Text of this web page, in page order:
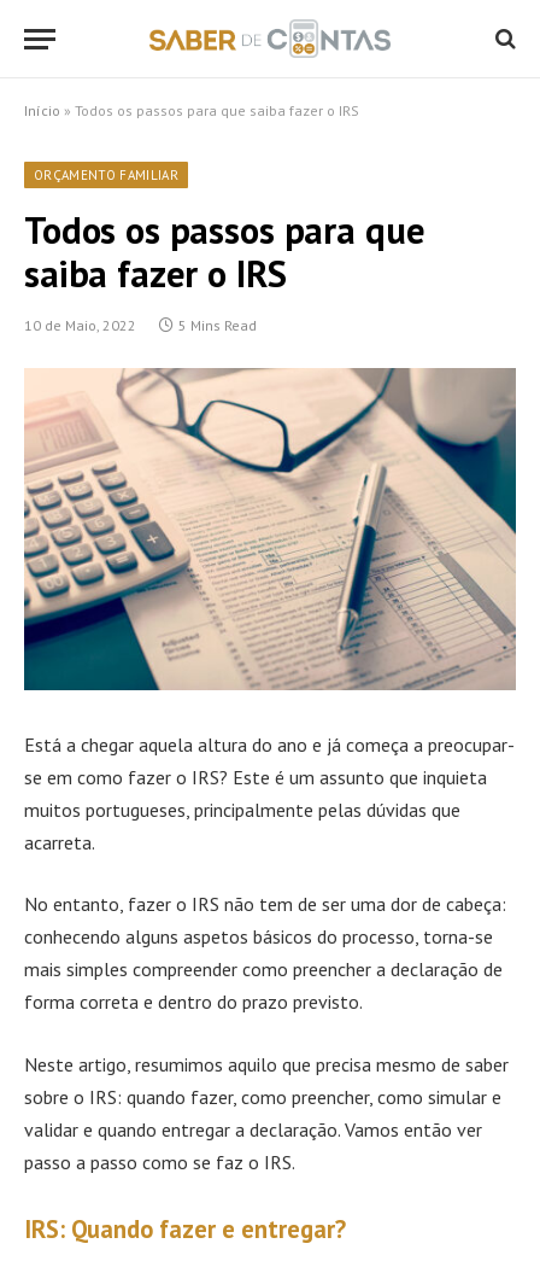
Início » Todos os passos para que saiba fazer o IRS
ORÇAMENTO FAMILIAR
Todos os passos para que
saiba fazer o IRS
10 de Maio, 2022 5 Mins Read
Está a chegar aquela altura do ano e já começa a preocupar-
se em como fazer o IRS? Este é um assunto que inquieta
muitos portugueses, principalmente pelas dúvidas que
acarreta.
No entanto, fazer o IRS não tem de ser uma dor de cabeça:
conhecendo alguns aspetos básicos do processo, torna-se
mais simples compreender como preencher a declaração de
forma correta e dentro do prazo previsto.
Neste artigo, resumimos aquilo que precisa mesmo de saber
sobre o IRS: quando fazer, como preencher, como simular e
validar e quando entregar a declaração. Vamos então ver
passo a passo como se faz o IRS.
IRS: Quando fazer e entregar?